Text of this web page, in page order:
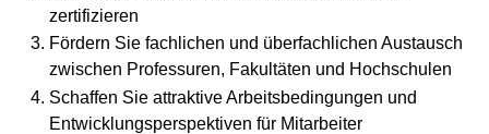
zertifizieren
Fördern Sie fachlichen und überfachlichen Austausch
zwischen Professuren, Fakultäten und Hochschulen
Schaffen Sie attraktive Arbeitsbedingungen und
Entwicklungsperspektiven für Mitarbeiter